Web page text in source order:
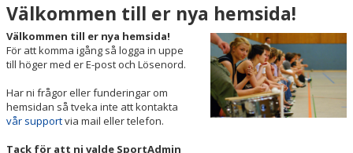
Välkommen till er nya hemsida!
Välkommen till er nya hemsida!
För att komma igång så logga in uppe
till höger med er E-post och Lösenord.
Har ni frågor eller funderingar om
hemsidan så tveka inte att kontakta
vår supportvia mail eller telefon.
Tack för att ni valde SportAdmin